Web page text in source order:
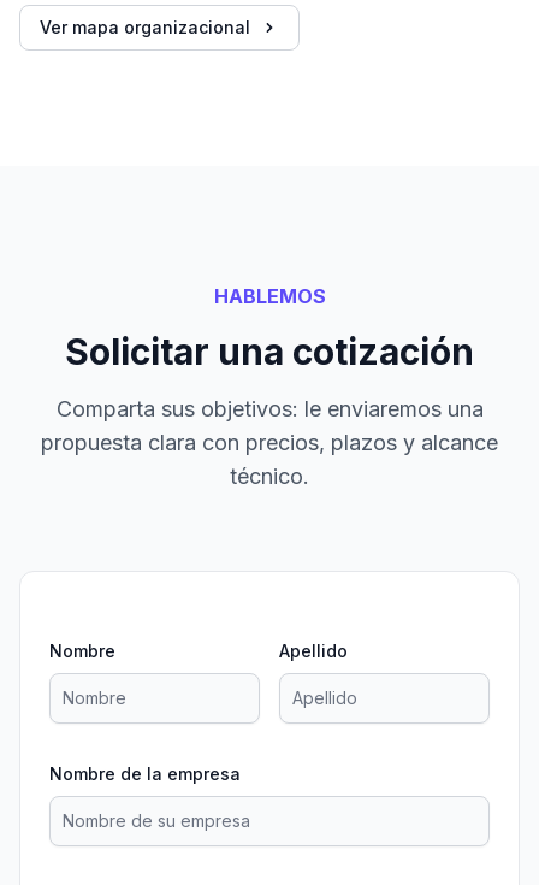
Ver mapa organizacional
HABLEMOS
Solicitar una cotización
Comparta sus objetivos: le enviaremos una
propuesta clara con precios, plazos y alcance
técnico.
Nombre Apellido
Nombre de la empresa